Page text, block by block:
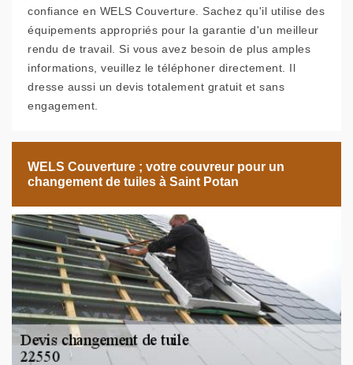
confiance en WELS Couverture. Sachez qu'il utilise des
équipements appropriés pour la garantie d'un meilleur
rendu de travail. Si vous avez besoin de plus amples
informations, veuillez le téléphoner directement. Il
dresse aussi un devis totalement gratuit et sans
engagement.
WELS Couverture ; votre couvreur pour un
changement de tuiles à Saint Potan